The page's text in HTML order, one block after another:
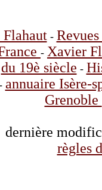
Flahaut-
- Xavier
du 19è siècle -
annuaire Isère-
Grenoble
dernière
règles